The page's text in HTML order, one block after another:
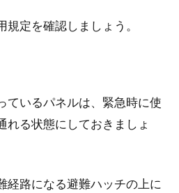
定を確認しましょう。
ているパネルは、緊急時に使
れる状態にしておきましょ
経路になる避難ハッチの上に